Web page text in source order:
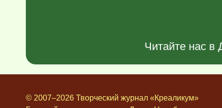
Читайте нас в
© 2007–2026 Творческий журнал «Креаликум»